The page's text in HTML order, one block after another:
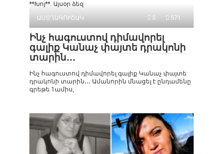
**Խոյ**. Այսօր ձեզ
ԱՍՏՂԱԳՈՒՇԱԿ
0 571
Ինչ հագուստով դիմավորել
գալիք Կանաչ փայտե դրակոնի
տարին․․․
Ինչ հագուստով դիմավորել գալիք Կանաչ փայտե
դրակոնի տարին․․․ Ամանորին մնացել է ընդամենը
գրեթե 1ամիս,